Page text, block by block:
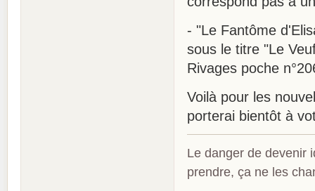
- "Le Fantôme
sous le titre "Le
Rivages poche
Voilà pour les
porterai bientôt à
Le danger de devenir
prendre, ça ne les